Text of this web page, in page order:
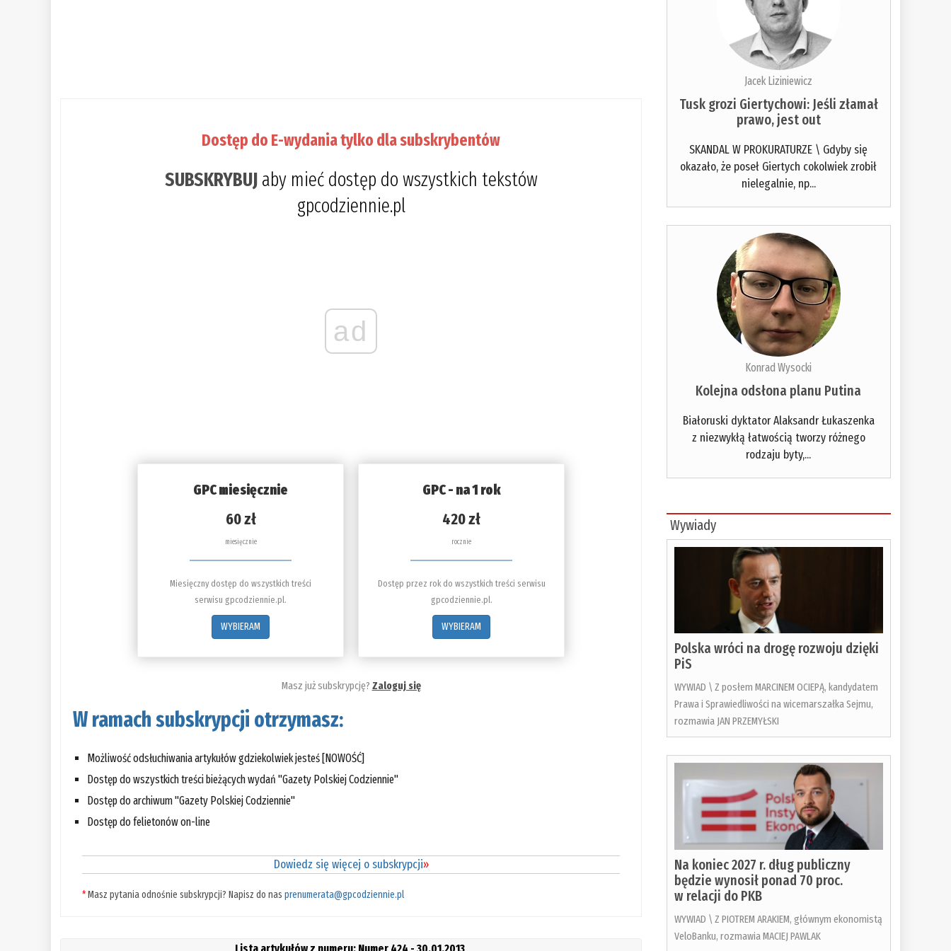
Dostęp do E-wydania tylko dla subskrybentów
SUBSKRYBUJaby mieć dostęp do wszystkich tekstów
gpcodziennie.pl
ad
GPC miesięcznie
60 zł
miesięcznie
Miesięczny dostęp do wszystkich treści
serwisu gpcodziennie.pl.
WYBIERAM
GPC - na 1 rok
420 zł
rocznie
Dostęp przez rok do wszystkich treści serwisu
gpcodziennie.pl.
WYBIERAM
Masz już subskrypcję? Zaloguj się
W ramach subskrypcji otrzymasz:
Możliwość odsłuchiwania artykułów gdziekolwiek jesteś [NOWOŚĆ]
Dostęp do wszystkich treści bieżących wydań "Gazety Polskiej Codziennie"
Dostęp do archiwum "Gazety Polskiej Codziennie"
Dostęp do felietonów on-line
Dowiedz się więcej o subskrypcji»
*Masz pytania odnośnie subskrypcji? Napisz do nasprenumerata@gpcodziennie.pl
Jacek Liziniewicz
Tusk grozi Giertychowi: Jeśli złamał
prawo, jest out
SKANDAL W PROKURATURZE \ Gdyby się
okazało, że poseł Giertych cokolwiek zrobił
nielegalnie, np...
Konrad Wysocki
Kolejna odsłona planu Putina
Białoruski dyktator Alaksandr Łukaszenka
z niezwykłą łatwością tworzy różnego
rodzaju byty,...
Wywiady
Polska wróci na drogę rozwoju dzięki
PiS
WYWIAD \ Z posłem MARCINEM OCIEPĄ, kandydatem
Prawa i Sprawiedliwości na wicemarszałka Sejmu,
rozmawia JAN PRZEMYŁSKI
Na koniec 2027 r. dług publiczny
będzie wynosił ponad 70 proc.
w relacji do PKB
WYWIAD \ Z PIOTREM ARAKIEM, głównym ekonomistą
VeloBanku, rozmawia MACIEJ PAWLAK